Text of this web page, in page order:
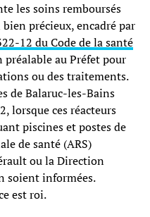
les soins remboursés
précieux, encadré par
12 du Code de la santé
au Préfet pour
ou des traitements.
de Balaruc-les-Bains
lorsque ces réacteurs
piscines et postes de
de santé (ARS)
ou la Direction
soient informées.
est roi.